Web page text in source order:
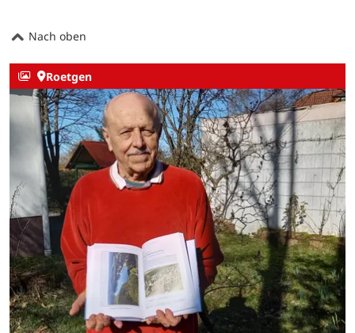
Nach oben
Roetgen